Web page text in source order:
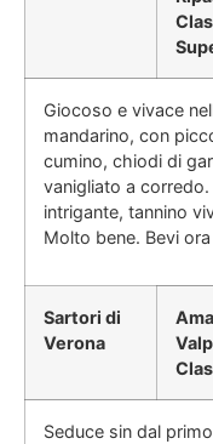
Giocoso e vivace
mandarino, con
cumino, chiodi di
vanigliato a
intrigante, tannino
Molto bene. Bevi
Sartori di
Verona
Seduce sin dal